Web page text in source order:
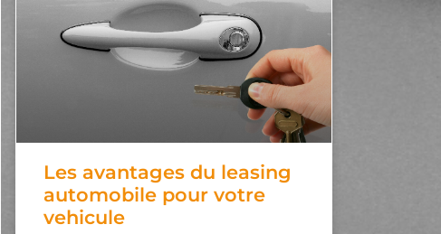
Les avantages du leasing
automobile pour votre
vehicule